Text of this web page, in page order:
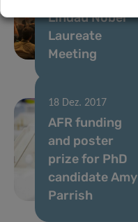
Lindau Nobel
Laureate
Meeting
18 Dez. 2017
AFR funding
and poster
prize for PhD
candidate Amy
Parrish